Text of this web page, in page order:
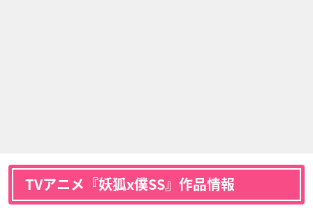
TVアニメ『妖狐x僕SS』作品情報